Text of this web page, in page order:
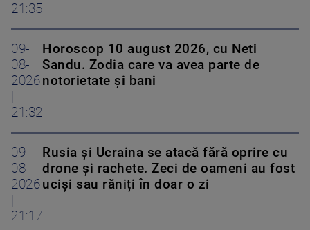
21:35
09-
08-
2026
21:32
Horoscop 10 august 2026, cu Neti
Sandu. Zodia care va avea parte de
notorietate și bani
09-
08-
2026
21:17
Rusia și Ucraina se atacă fără oprire cu
drone și rachete. Zeci de oameni au fost
uciși sau răniți în doar o zi